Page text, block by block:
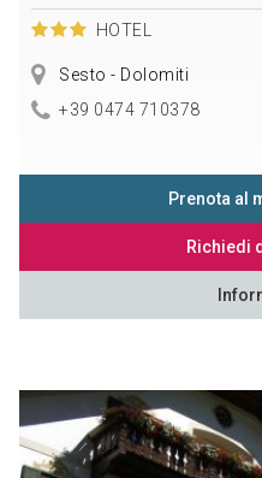
HOTEL
Sesto - Dolomiti
+39 0474 710378
Prenota al
Richiedi